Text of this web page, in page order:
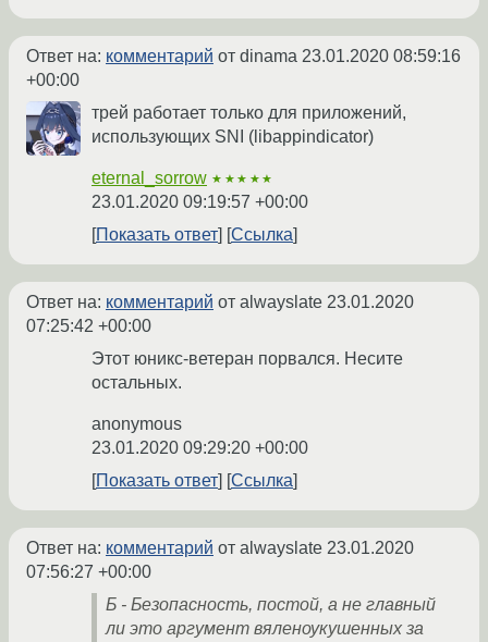
Ответ на: комментарий от dinama 23.01.2020 08:59:16
+00:00
трей работает только для приложений,
использующих SNI (libappindicator)
eternal_sorrow ★★★★★
23.01.2020 09:19:57 +00:00
Показать ответ
Ссылка
Ответ на: комментарий от alwayslate 23.01.2020
07:25:42 +00:00
Этот юникс-ветеран порвался. Несите
остальных.
anonymous
23.01.2020 09:29:20 +00:00
Показать ответ
Ссылка
Ответ на: комментарий от alwayslate 23.01.2020
07:56:27 +00:00
Б - Безопасность, постой, а не главный
ли это аргумент вяленоукушенных за